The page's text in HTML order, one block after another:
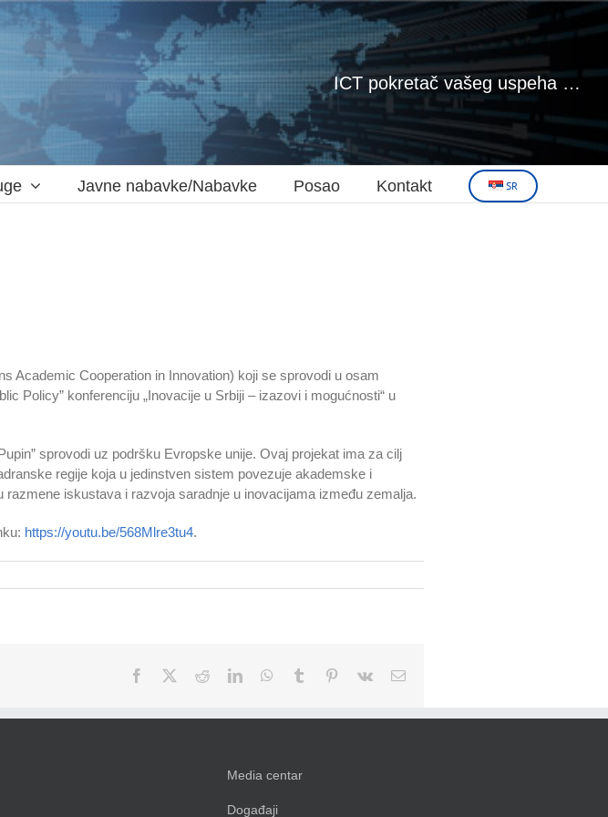
ICT pokretač vašeg uspeha …
Javne nabavke/Nabavke Posao Kontakt SR
Academic Cooperation in Innovation) koji se sprovodi u osam
Policy” konferenciju „Inovacije u Srbiji – izazovi i mogućnosti“ u
sprovodi uz podršku Evropske unije. Ovaj projekat ima za cilj
regije koja u jedinstven sistem povezuje akademske i
iskustava i razvoja saradnje u inovacijama između zemalja.
https://youtu.be/568Mlre3tu4.
Facebook RedditLinkedInWhatsApp
Tumblr Pinterest
Vk Email
Media centar
Događaji